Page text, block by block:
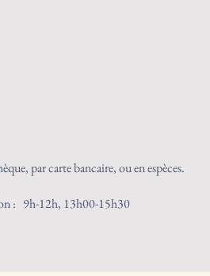
par carte bancaire, ou en espèces.
: 9h-12h, 13h00-15h30